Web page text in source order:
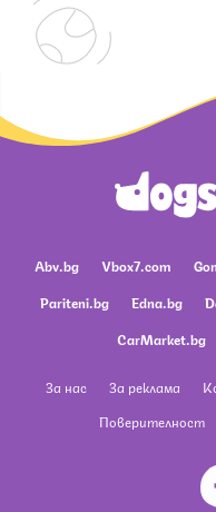
Abv.bg Vbox7.com
Pariteni.bg
Edna.bg
CarMarket.bg
За нас За реклама
Поверителност